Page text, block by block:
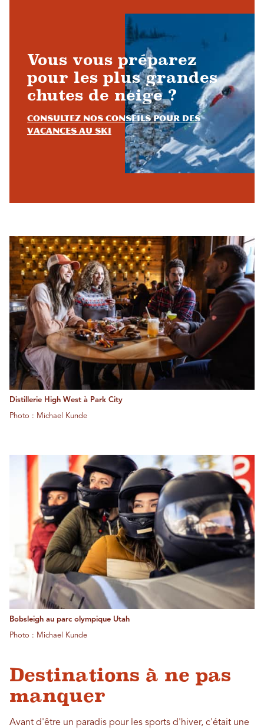
Vous vous préparez
pour les plus grandes
chutes de neige ?
Consultez nos conseils pour des
vacances au ski
Distillerie High West à Park City
Photo : Michael Kunde
Bobsleigh au parc olympique Utah
Photo : Michael Kunde
Destinations à ne pas
manquer
Avant d'être un paradis pour les sports d'hiver, c'était une